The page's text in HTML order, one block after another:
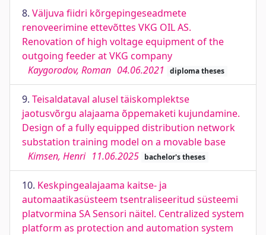
8. Väljuva fiidri kõrgepingeseadmete
renoveerimine ettevõttes VKG OIL AS.
Renovation of high voltage equipment of the
outgoing feeder at VKG company
Kaygorodov, Roman 04.06.2021 diploma theses
9. Teisaldataval alusel täiskomplektse
jaotusvõrgu alajaama õppemaketi kujundamine.
Design of a fully equipped distribution network
substation training model on a movable base
Kimsen, Henri 11.06.2025 bachelor's theses
10. Keskpingealajaama kaitse- ja
automaatikasüsteem tsentraliseeritud süsteemi
platvormina SA Sensori näitel. Centralized system
platform as protection and automation system